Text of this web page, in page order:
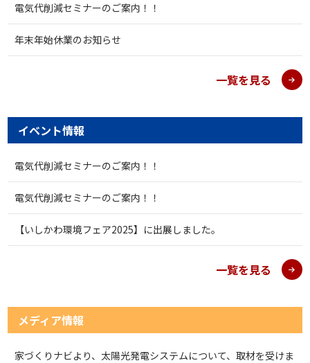
電気代削減セミナーのご案内！！
年末年始休業のお知らせ
一覧を見る
イベント情報
電気代削減セミナーのご案内！！
電気代削減セミナーのご案内！！
【いしかわ環境フェア2025】に出展しました。
一覧を見る
メディア情報
家づくりナビより、太陽光発電システムについて、取材を受けま